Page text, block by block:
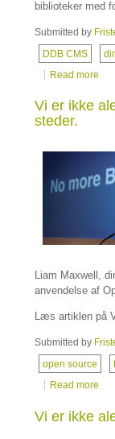
biblioteker med
Submitted by
DDB CMS
Read more
Vi er ikke
steder.
Liam Maxwell,
anvendelse af
Læs artiklen på
Submitted by
open source
Read more
Vi er ikke